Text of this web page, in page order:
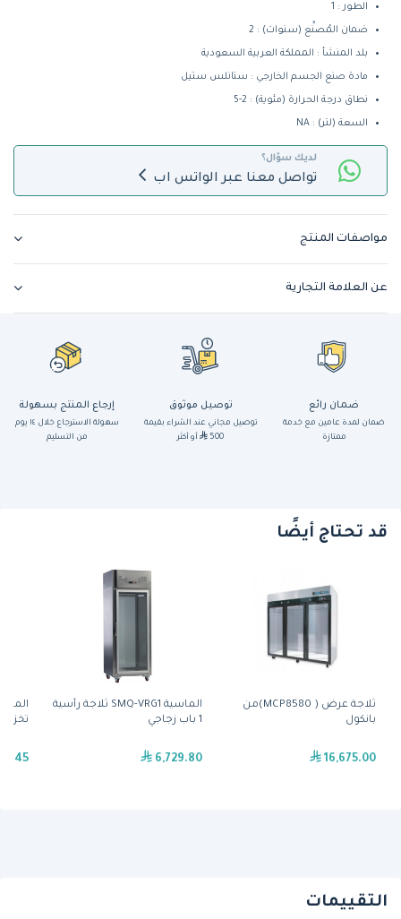
الطور : 1
ضمان المُصنِّع (سنوات) : 2
بلد المنشأ : المملكة العربية السعودية
مادة صنع الجسم الخارجي : ستانلس ستيل
نطاق درجة الحرارة (مئوية) : 2-5
السعة (لتر) : NA
لديك سؤال؟
تواصل معنا عبر الواتس اب
مواصفات المنتج
عن العلامة التجارية
ضمان رائع
ضمان لمدة عامين مع خدمة
ممتازة
توصيل موثوق
توصيل مجاني عند الشراء بقيمة
500
أو أكثر
إرجاع المنتج بسهولة
سهولة الاسترجاع خلال ١٤ يوم
من التسليم
قد تحتاج أيضًا
ثلاجة عرض ( MCP8580)من
بانكول
16,675.00
الماسية SMQ-VRG1 ثلاجة رأسية
1 باب زجاجي
6,729.80
تخزين
التقييمات